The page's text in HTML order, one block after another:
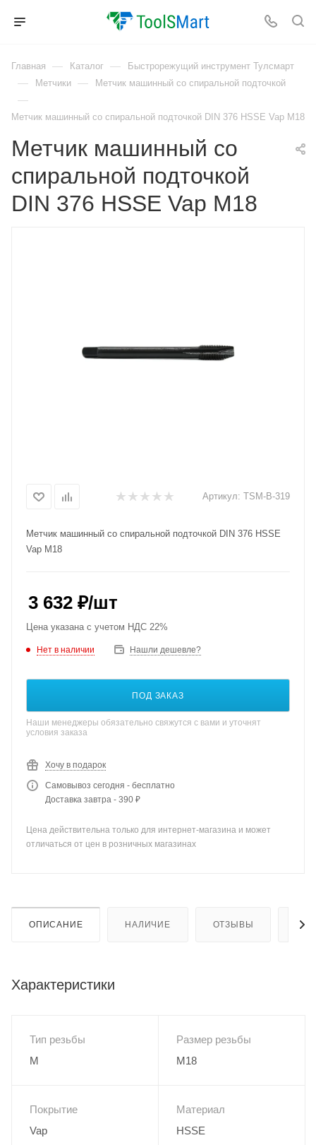
Главная — Каталог — Быстрорежущий инструмент Тулсмарт
— Метчики — Метчик машинный со спиральной подточкой
—
Метчик машинный со спиральной подточкой DIN 376 HSSE Vap M18
Метчик машинный со
спиральной подточкой
DIN 376 HSSE Vap M18
Артикул: TSM-B-319
Метчик машинный со спиральной подточкой DIN 376 HSSE
Vap M18
3 632 ₽/шт
Цена указана с учетом НДС 22%
Нет в наличии Нашли дешевле?
ПОД ЗАКАЗ
Наши менеджеры обязательно свяжутся с вами и уточнят
условия заказа
Хочу в подарок
Самовывоз сегодня - бесплатно
Доставка завтра - 390 ₽
Цена действительна только для интернет-магазина и может
отличаться от цен в розничных магазинах
ОПИСАНИЕ НАЛИЧИЕ ОТЗЫВЫ
Характеристики
Тип резьбы
M
Размер резьбы
M18
Покрытие
Vap
Материал
HSSE